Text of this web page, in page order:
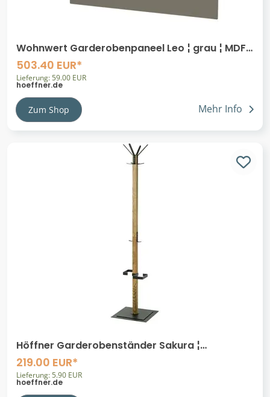
Wohnwert Garderobenpaneel Leo ¦ grau ¦ MDF-
Platte ¦ Maße (cm): B: 93 H: 88 T:
503.40 EUR*
Lieferung: 59.00 EUR
hoeffner.de
Zum Shop Mehr Info
Höffner Garderobenständer Sakura ¦
holzfarben ¦ Massivholz,Metall ¦ Maße (cm): B:
40 H:
219.00 EUR*
Lieferung: 5.90 EUR
hoeffner.de